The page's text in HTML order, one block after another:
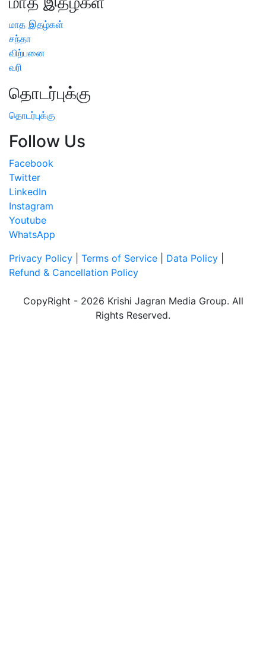
மாத இதழ்கள்
சந்தா
விற்பனை
வரி
தொடர்புக்கு
தொடர்புக்கு
Follow Us
Facebook
Twitter
LinkedIn
Instagram
Youtube
WhatsApp
Privacy Policy
Terms of Service Data Policy
Refund & Cancellation Policy
CopyRight - 2026 Krishi Jagran Media Group. All
Rights Reserved.